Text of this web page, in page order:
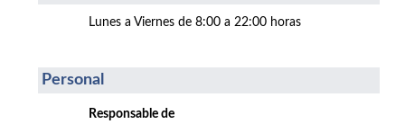
Lunes a Viernes de 8:00 a 22:00 horas
Personal
Responsable de